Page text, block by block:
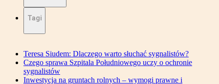
Tagi
Teresa Siudem: Dlaczego warto słuchać sygnalistów?
Czego sprawa Szpitala Południowego uczy o ochronie
sygnalistów
Inwestycja na gruntach rolnych – wymogi prawne i